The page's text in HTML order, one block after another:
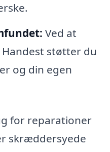
Ved at
støtter du
og din egen
for reparationer
skræddersyede